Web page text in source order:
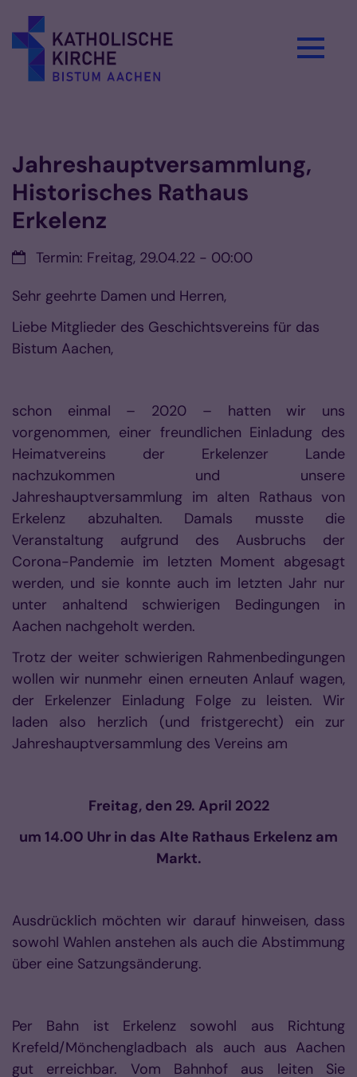
Jahreshauptversammlung,
Historisches Rathaus
Erkelenz
Datum:Termin: Freitag, 29.04.22 - 00:00
Sehr geehrte Damen und Herren,
Liebe Mitglieder des Geschichtsvereins für das
Bistum Aachen,
schon einmal – 2020 – hatten wir uns
vorgenommen, einer freundlichen Einladung des
Heimatvereins der Erkelenzer Lande
nachzukommen und unsere
Jahreshauptversammlung im alten Rathaus von
Erkelenz abzuhalten. Damals musste die
Veranstaltung aufgrund des Ausbruchs der
Corona-Pandemie im letzten Moment abgesagt
werden, und sie konnte auch im letzten Jahr nur
unter anhaltend schwierigen Bedingungen in
Aachen nachgeholt werden.
Trotz der weiter schwierigen Rahmenbedingungen
wollen wir nunmehr einen erneuten Anlauf wagen,
der Erkelenzer Einladung Folge zu leisten. Wir
laden also herzlich (und fristgerecht) ein zur
Jahreshauptversammlung des Vereins am
Freitag, den 29. April 2022
um 14.00 Uhr in das Alte Rathaus Erkelenz am
Markt.
Ausdrücklich möchten wir darauf hinweisen, dass
sowohl Wahlen anstehen als auch die Abstimmung
über eine Satzungsänderung.
Per Bahn ist Erkelenz sowohl aus Richtung
Krefeld/Mönchengladbach als auch aus Aachen
gut erreichbar. Vom Bahnhof aus leiten Sie